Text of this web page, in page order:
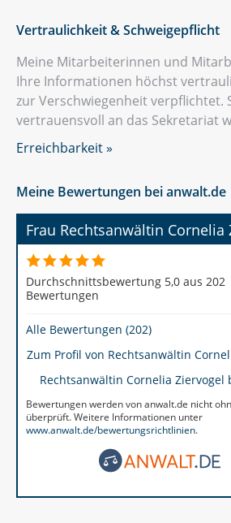
Vertraulichkeit & Schweigepflicht
Meine Mitarbeiterinnen und
Ihre Informationen höchst
zur Verschwie­gen­heit verpflichtet.
vertrauensvoll an das Sekretariat
Erreichbarkeit »
Meine Bewertungen bei anwalt.de
Frau Rechtsanwältin Cornelia
Durchschnittsbewertung 5,0 aus 202
Bewertungen
Alle Bewertungen (202)
Zum Profil von Rechtsanwältin
Rechtsanwältin Cornelia Ziervogel
Bewertungen werden von anwalt.de nicht
überprüft. Weitere Informationen unter
www.anwalt.de/bewertungsrichtlinien.